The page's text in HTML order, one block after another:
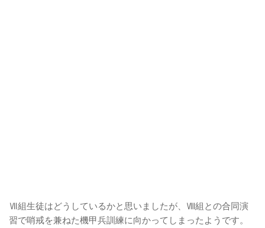
Ⅶ組生徒はどうしているかと思いましたが、Ⅷ組との合同演
習で哨戒を兼ねた機甲兵訓練に向かってしまったようです。